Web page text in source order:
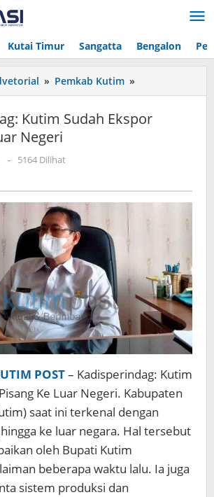
Kutai Timur Sangatta Bengalon
» Pemkab Kutim »
Kutim
Ekspor
Kutim Sudah Ekspor
Negeri
oleh
-
5164 Dilihat
POST– Kadisperindag: Kutim
Ke Luar Negeri. Kabupaten
saat ini terkenal dengan
ke luar negara. Hal tersebut
oleh Bupati Kutim
beberapa waktu lalu. Ia juga
sistem produksi dan